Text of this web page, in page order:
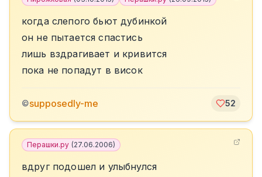
когда слепого бьют дубинкой
он не пытается спастись
лишь вздрагивает и кривится
пока не попадут в висок
©supposedly-me 52
Перашки.ру (27.06.2006)
вдруг подошел и улыбнулся